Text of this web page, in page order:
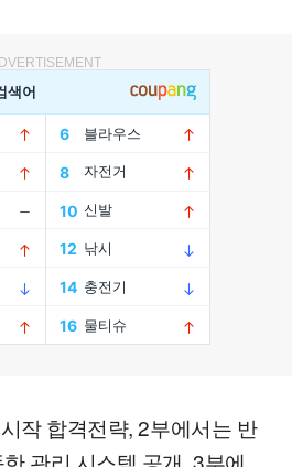
작 합격전략, 2부에서는 반
관리 시스템 공개, 3부에